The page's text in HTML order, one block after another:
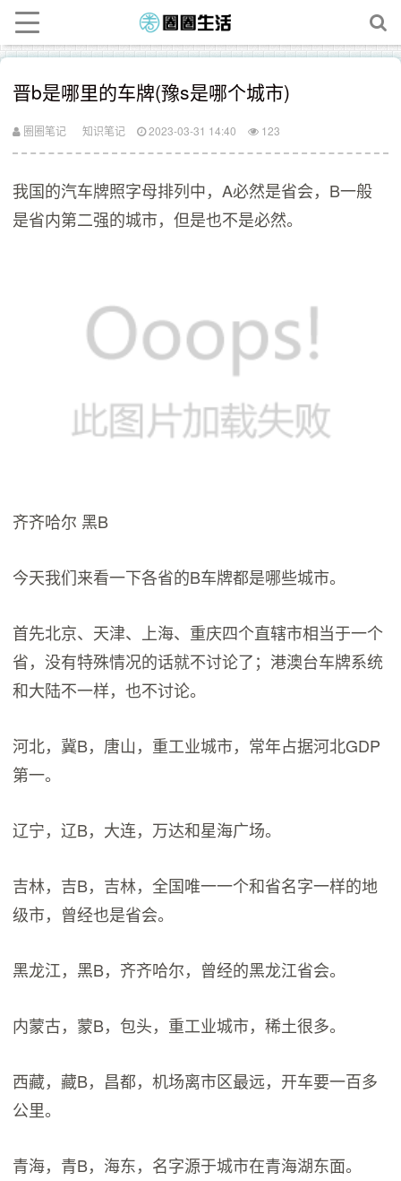
晋b是哪里的车牌(豫s是哪个城市)
圈圈笔记 知识笔记 2023-03-31 14:40 123
我国的汽车牌照字母排列中，A必然是省会，B一般
是省内第二强的城市，但是也不是必然。
齐齐哈尔 黑B
今天我们来看一下各省的B车牌都是哪些城市。
首先北京、天津、上海、重庆四个直辖市相当于一个
省，没有特殊情况的话就不讨论了；港澳台车牌系统
和大陆不一样，也不讨论。
河北，冀B，唐山，重工业城市，常年占据河北GDP
第一。
辽宁，辽B，大连，万达和星海广场。
吉林，吉B，吉林，全国唯一一个和省名字一样的地
级市，曾经也是省会。
黑龙江，黑B，齐齐哈尔，曾经的黑龙江省会。
内蒙古，蒙B，包头，重工业城市，稀土很多。
西藏，藏B，昌都，机场离市区最远，开车要一百多
公里。
青海，青B，海东，名字源于城市在青海湖东面。